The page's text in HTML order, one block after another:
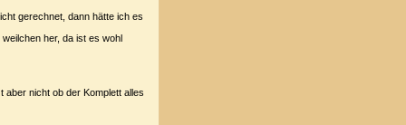
gerechnet, dann hätte ich es
her, da ist es wohl
nicht ob der Komplett alles